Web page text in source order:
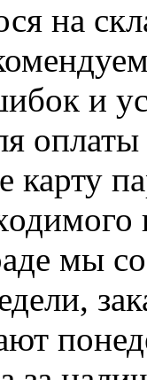
на
и
карту
мы